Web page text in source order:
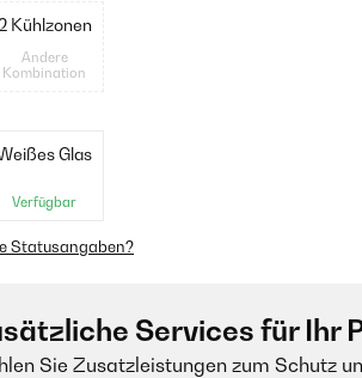
Kühlzonen
Andere
Kombination
Glas
Verfügbar
Statusangaben?
Services für Ihr
Sie Zusatzleistungen zum Schutz